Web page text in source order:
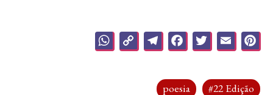
WhatsApp
CopyTelegram
Facebook
Twitter
poesia #22 Edição